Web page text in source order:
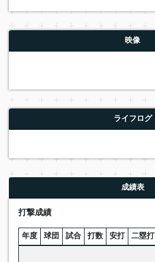
映像
ライフログ
成績表
打撃成績
年度 球団 試合 打数 安打 二塁打